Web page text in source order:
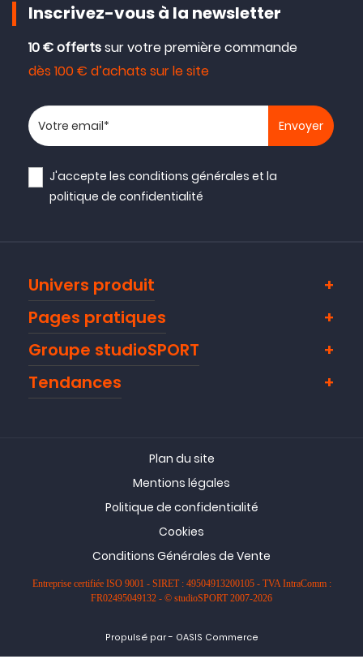
Inscrivez-vous à la newsletter
10 € offertssur votre première commande
dès 100 € d’achats sur le site
Votre adresse email
J'accepte lesconditions générales et la
politique de confidentialité
Univers produit
Pages pratiques
Groupe studioSPORT
Tendances
Plan du site
Mentions légales
Politique de confidentialité
Cookies
Conditions Générales de Vente
Entreprise certifiée ISO 9001 - SIRET : 49504913200105 - TVA IntraComm :
FR02495049132 - © studioSPORT 2007-2026
Propulsé par- OASIS Commerce